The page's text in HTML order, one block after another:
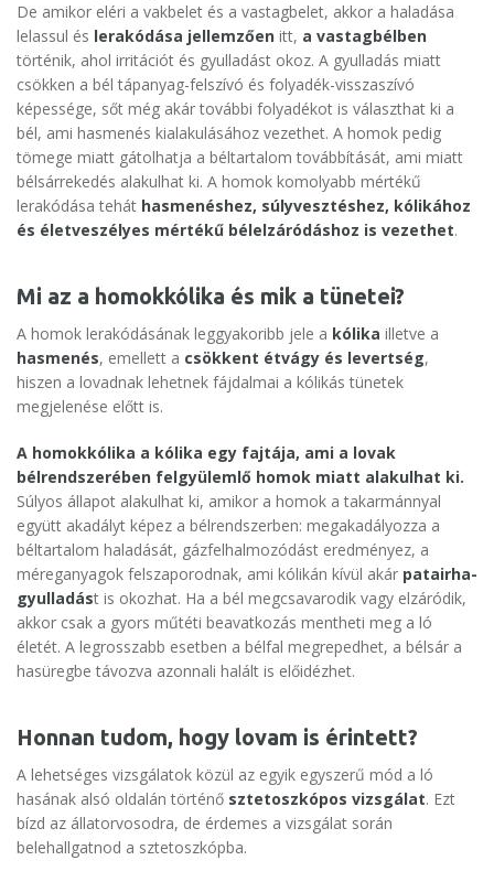
De amikor eléri a vakbelet és a vastagbelet, akkor a haladása
lelassul és lerakódása jellemzően itt, a vastagbélben
történik, ahol irritációt és gyulladást okoz. A gyulladás miatt
csökken a bél tápanyag-felszívó és folyadék-visszaszívó
képessége, sőt még akár további folyadékot is választhat ki a
bél, ami hasmenés kialakulásához vezethet. A homok pedig
tömege miatt gátolhatja a béltartalom továbbítását, ami miatt
bélsárrekedés alakulhat ki. A homok komolyabb mértékű
lerakódása tehát hasmenéshez, súlyvesztéshez, kólikához
és életveszélyes mértékű bélelzáródáshoz is vezethet.
Mi az a homokkólika és mik a tünetei?
A homok lerakódásának leggyakoribb jele a kólika illetve a
hasmenés, emellett a csökkent étvágy és levertség,
hiszen a lovadnak lehetnek fájdalmai a kólikás tünetek
megjelenése előtt is.
A homokkólika a kólika egy fajtája, ami a lovak
bélrendszerében felgyülemlő homok miatt alakulhat ki.
Súlyos állapot alakulhat ki, amikor a homok a takarmánnyal
együtt akadályt képez a bélrendszerben: megakadályozza a
béltartalom haladását, gázfelhalmozódást eredményez, a
méreganyagok felszaporodnak, ami kólikán kívül akár patairha-
gyulladást is okozhat. Ha a bél megcsavarodik vagy elzáródik,
akkor csak a gyors műtéti beavatkozás mentheti meg a ló
életét. A legrosszabb esetben a bélfal megrepedhet, a bélsár a
hasüregbe távozva azonnali halált is előidézhet.
Honnan tudom, hogy lovam is érintett?
A lehetséges vizsgálatok közül az egyik egyszerű mód a ló
hasának alsó oldalán történő sztetoszkópos vizsgálat. Ezt
bízd az állatorvosodra, de érdemes a vizsgálat során
belehallgatnod a sztetoszkópba.